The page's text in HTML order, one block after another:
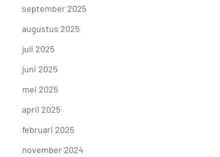
september 2025
augustus 2025
juli 2025
juni 2025
mei 2025
april 2025
februari 2025
november 2024